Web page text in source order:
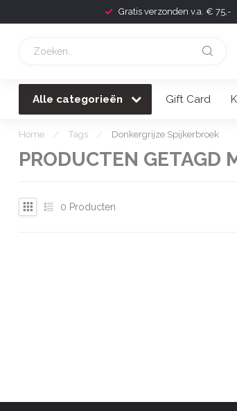
Gratis verzonden v.a. € 75,-
Alle categorieën Gift Card
Home / Tags / Donkergrijze Spijkerbroek
PRODUCTEN GETAGD
0 Producten